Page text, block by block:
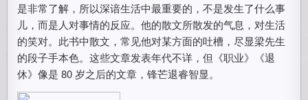
是非常了解，所以深谙生活中最重要的，不是发生了什么事
儿，而是人对事情的反应。他的散文所散发的气息，对生活
的笑对。此书中散文，常见他对某方面的吐槽，尽显梁先生
的段子手本色。这些文章发表年代不详，但《职业》《退
休》像是 80 岁之后的文章，锋芒退睿智显。